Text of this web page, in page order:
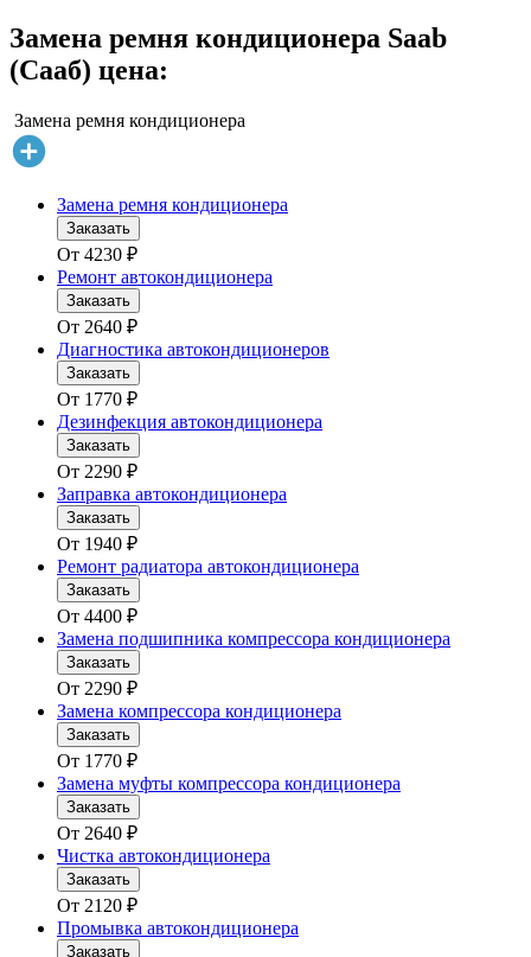
Замена ремня кондиционера Saab
(Сааб) цена:
Замена ремня кондиционера
Замена ремня кондиционера
Заказать
От 4230 ₽
Ремонт автокондиционера
Заказать
От 2640 ₽
Диагностика автокондиционеров
Заказать
От 1770 ₽
Дезинфекция автокондиционера
Заказать
От 2290 ₽
Заправка автокондиционера
Заказать
От 1940 ₽
Ремонт радиатора автокондиционера
Заказать
От 4400 ₽
Замена подшипника компрессора кондиционера
Заказать
От 2290 ₽
Замена компрессора кондиционера
Заказать
От 1770 ₽
Замена муфты компрессора кондиционера
Заказать
От 2640 ₽
Чистка автокондиционера
Заказать
От 2120 ₽
Промывка автокондиционера
Заказать